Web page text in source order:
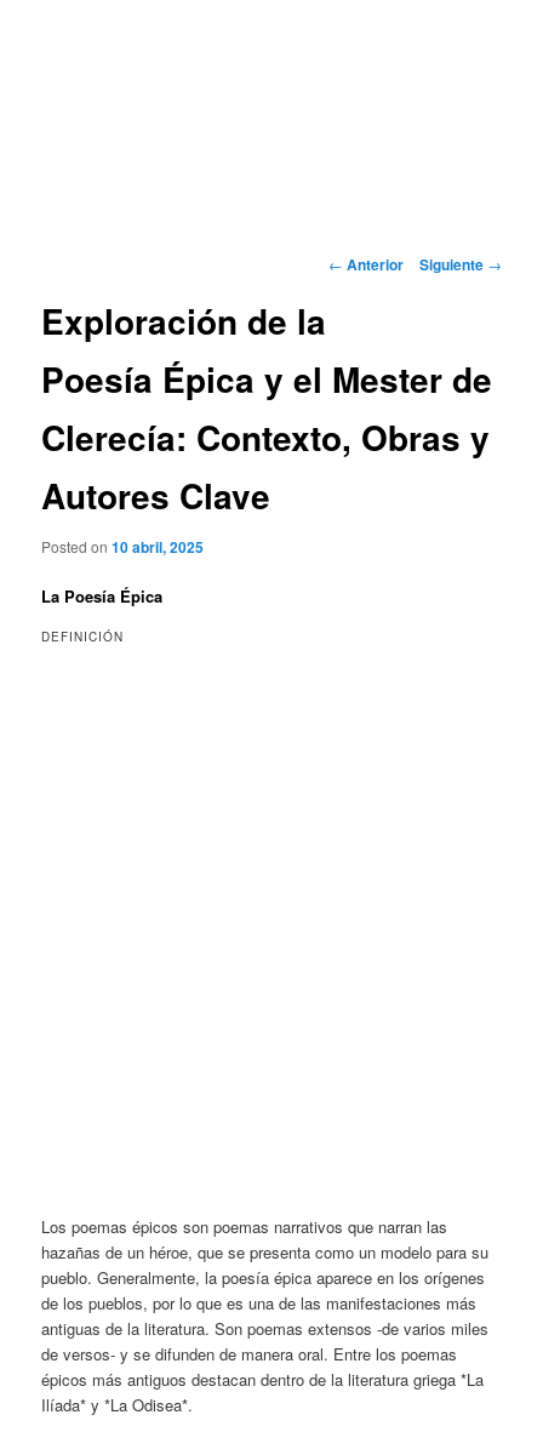
Navegación
← Anterior Siguiente →
Exploración de la
Poesía Épica y el Mester de
Clerecía: Contexto, Obras y
Autores Clave
Posted on10 abril, 2025
La Poesía Épica
DEFINICIÓN
Los poemas épicos son poemas narrativos que narran las
hazañas de un héroe, que se presenta como un modelo para su
pueblo. Generalmente, la poesía épica aparece en los orígenes
de los pueblos, por lo que es una de las manifestaciones más
antiguas de la literatura. Son poemas extensos -de varios miles
de versos- y se difunden de manera oral. Entre los poemas
épicos más antiguos destacan dentro de la literatura griega *La
Ilíada* y *La Odisea*.